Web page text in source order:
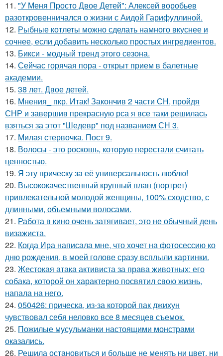
11. "У Меня Просто Двое Детей": Алексей воробьев
разоткровенничался о жизни с Аидой Гарифуллиной.
12. Рыбные котлеты можно сделать намного вкуснее и
сочнее, если добавить несколько простых ингредиентов.
13. Бикси - модный тренд этого сезона.
14. Сейчас горячая пора - открыт прием в балетные
академии.
15. 38 лет. Двое детей.
16. Мнения_ пкр. Итак! Закончив 2 части СН, пройдя
СНР и завершив прекрасную рса я все таки решилась
взяться за этот "Шедевр" под названием СН 3.
17. Милая стервочка. Пост 9.
18. Волосы - это роскошь, которую перестали считать
ценностью.
19. Я эту прическу за её универсальность люблю!
20. Высококачественный крупный план (портрет)
привлекательной молодой женщины, 100% сходство, с
длинными, объемными волосами.
21. Работа в кино очень затягивает, это не обычный день
визажиста.
22. Когда Ира написала мне, что хочет на фотосессию ко
дню рождения, в моей голове сразу всплыли картинки.
23. Жестокая атака активиста за права животных: его
собака, которой он характерно посвятил свою жизнь,
напала на него.
24. 050426: прическа, из-за которой пак джихун
чувствовал себя неловко все 8 месяцев съемок.
25. Пожилые мусульманки настоящими монстрами
оказались.
26. Решила остановиться и больше не менять ни цвет, ни